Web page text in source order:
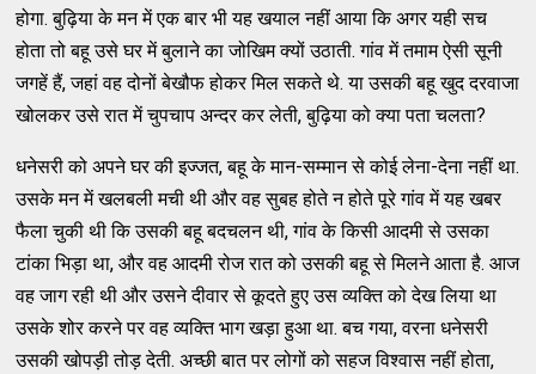
होगा. बुढ़िया के मन में एक बार भी यह खयाल नहीं आया कि अगर यही सच
होता तो बहू उसे घर में बुलाने का जोखिम क्‍यों उठाती. गांव में तमाम ऐसी सूनी
जगहें हैं, जहां वह दोनों बेखौफ होकर मिल सकते थे. या उसकी बहू खुद दरवाजा
खोलकर उसे रात में चुपचाप अन्‍दर कर लेती, बुढ़िया को क्‍या पता चलता?
धनेसरी को अपने घर की इज्‍जत, बहू के मान-सम्‍मान से कोई लेना-देना नहीं था.
उसके मन में खलबली मची थी और वह सुबह होते न होते पूरे गांव में यह खबर
फैला चुकी थी कि उसकी बहू बदचलन थी, गांव के किसी आदमी से उसका
टांका भिड़ा था, और वह आदमी रोज रात को उसकी बहू से मिलने आता है. आज
वह जाग रही थी और उसने दीवार से कूदते हुए उस व्‍यक्‍ति को देख लिया था
उसके शोर करने पर वह व्‍यक्‍ति भाग खड़ा हुआ था. बच गया, वरना धनेसरी
उसकी खोपड़ी तोड़ देती. अच्‍छी बात पर लोगों को सहज विश्‍वास नहीं होता,